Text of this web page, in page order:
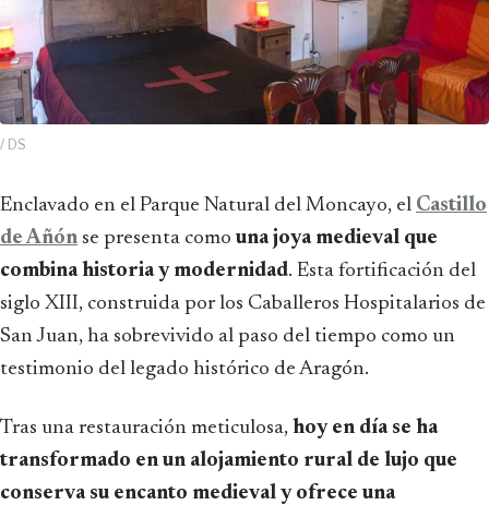
/ DS
Enclavado en el Parque Natural del Moncayo, el Castillo
de Añón se presenta comouna joya medieval que
combina historia y modernidad. Esta fortificación del
siglo XIII, construida por los Caballeros Hospitalarios de
San Juan, ha sobrevivido al paso del tiempo como un
testimonio del legado histórico de Aragón.
Tras una restauración meticulosa, hoy en día se ha
transformado en un alojamiento rural de lujo que
conserva su encanto medieval y ofrece una